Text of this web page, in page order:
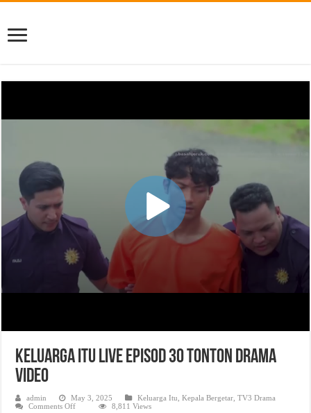
Keluarga Itu Live Episod 30 Tonton Drama
Video
admin May 3, 2025 Keluarga Itu ,Kepala Bergetar ,TV3 Drama
Comments Offon
8,811 Views